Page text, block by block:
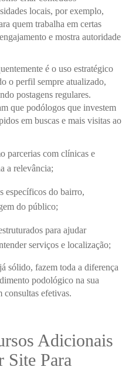
locais, por exemplo,
quem trabalha em certas
e mostra autoridade
é o uso estratégico
o perfil sempre atualizado,
postagens regulares.
que podólogos que investem
em buscas e mais visitas ao
parcerias com clínicas e
a relevância;
específicos do bairro,
do público;
para ajudar
serviços e localização;
sólido, fazem toda a diferença
podológico na sua
consultas efetivas.
Adicionais
Site Para